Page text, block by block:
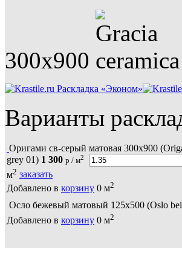
300x900
Раскладка «Эконом»
Варианты
Оригами св-серый матовая 300х900
grey 01) 1 300 р / м2
м2 заказать
Добавлено в корзину 0 м2
Осло бежевый матовый 125х500 (Oslo
Добавлено в корзину 0 м2